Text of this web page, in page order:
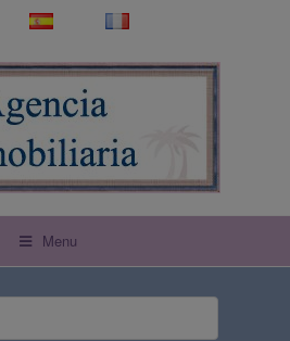
Menu